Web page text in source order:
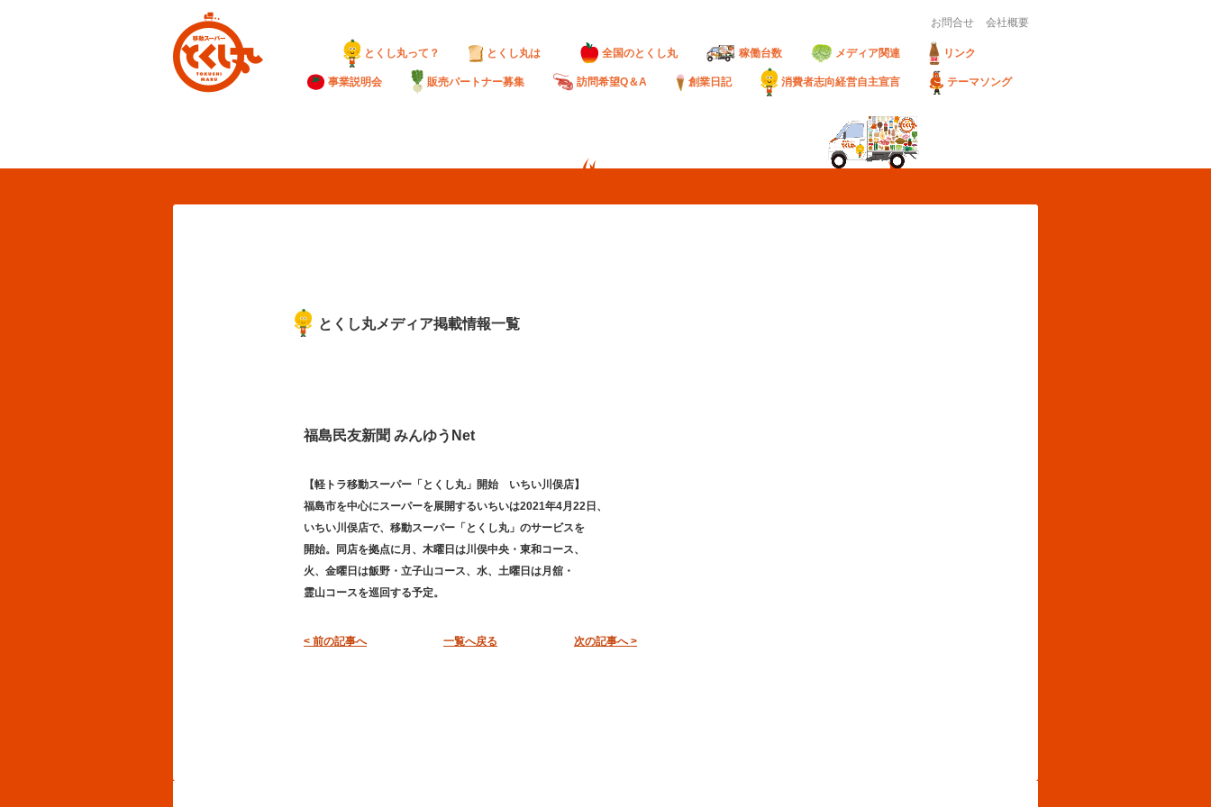
とくし丸って？ とくし丸は 全国のとくし丸 稼働台数 メディア関連 リンク
事業説明会 販売パートナー募集 訪問希望Q＆A 創業日記 消費者志向経営自主宣言 テーマソング
お問合せ 会社概要
とくし丸メディア掲載情報一覧
福島民友新聞 みんゆうNet
【軽トラ移動スーパー「とくし丸」開始 いちい川俣店】
福島市を中心にスーパーを展開するいちいは2021年4月22日、
いちい川俣店で、移動スーパー「とくし丸」のサービスを
開始。同店を拠点に月、木曜日は川俣中央・東和コース、
火、金曜日は飯野・立子山コース、水、土曜日は月舘・
霊山コースを巡回する予定。
< 前の記事へ 一覧へ戻る 次の記事へ >